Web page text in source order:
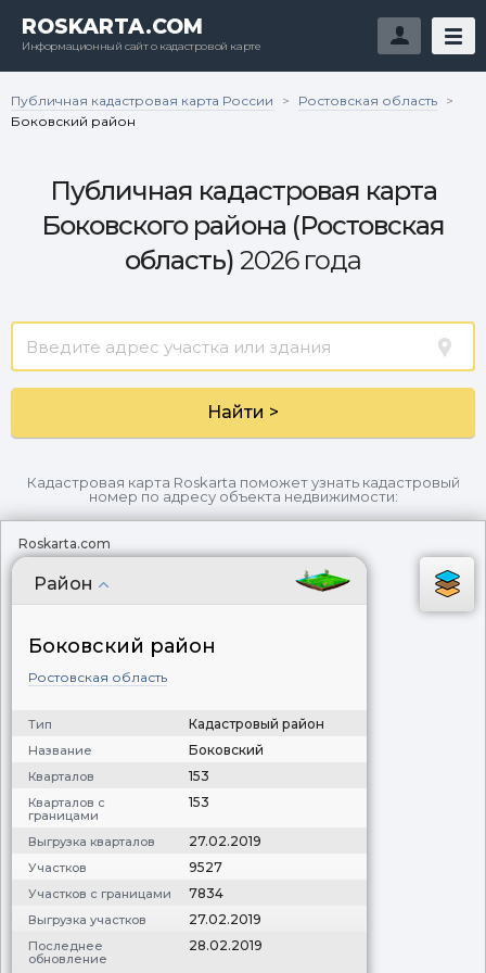
ROSKARTA.COM
Информационный сайт о кадастровой карте
Публичная кадастровая карта России > Ростовская область >
Боковский район
Публичная кадастровая карта
Боковского района (Ростовская
область) 2026 года
Найти >
Кадастровая карта Roskarta поможет узнать кадастровый
номер по адресу объекта недвижимости:
Roskarta.com
Район
Боковский район
Ростовская область
Тип Кадастровый район
Название Боковский
Кварталов 153
Кварталов с
границами
153
Выгрузка кварталов 27.02.2019
Участков 9527
Участков с границами 7834
Выгрузка участков 27.02.2019
Последнее
обновление
28.02.2019